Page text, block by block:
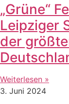
„Grüne“
Leipziger
der
Weiterlesen »
3. Juni 2024